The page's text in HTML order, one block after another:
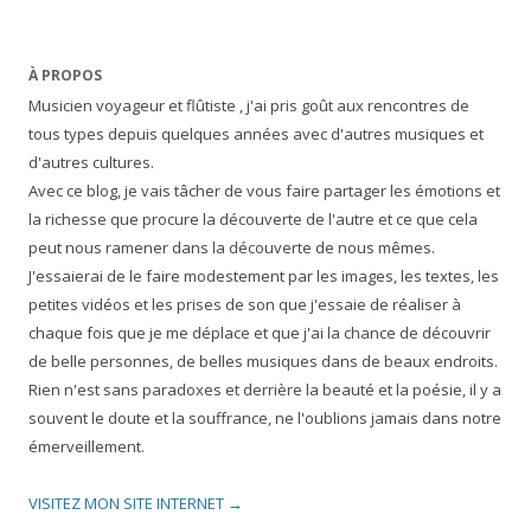
À PROPOS
Musicien voyageur et flûtiste , j'ai pris goût aux rencontres de
tous types depuis quelques années avec d'autres musiques et
d'autres cultures.
Avec ce blog, je vais tâcher de vous faire partager les émotions et
la richesse que procure la découverte de l'autre et ce que cela
peut nous ramener dans la découverte de nous mêmes.
J'essaierai de le faire modestement par les images, les textes, les
petites vidéos et les prises de son que j'essaie de réaliser à
chaque fois que je me déplace et que j'ai la chance de découvrir
de belle personnes, de belles musiques dans de beaux endroits.
Rien n'est sans paradoxes et derrière la beauté et la poésie, il y a
souvent le doute et la souffrance, ne l'oublions jamais dans notre
émerveillement.
VISITEZ MON SITE INTERNET →